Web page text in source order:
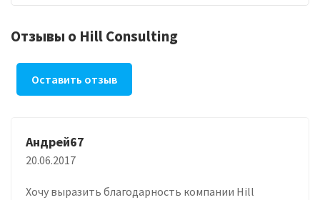
Отзывы о Hill Consulting
Оставить отзыв
Андрей67
20.06.2017
Хочу выразить благодарность компании Hill